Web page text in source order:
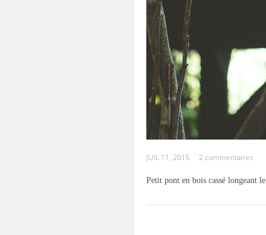
JUIL 11, 2015 2 commentaires
Petit pont en bois cassé longeant